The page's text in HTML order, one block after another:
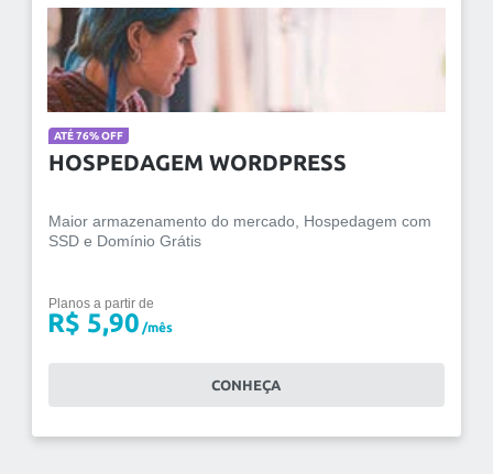
ATÉ 76% OFF
HOSPEDAGEM WORDPRESS
Maior armazenamento do mercado, Hospedagem com
SSD e Domínio Grátis
Planos a partir de
R$ 5,90 /mês
CONHEÇA